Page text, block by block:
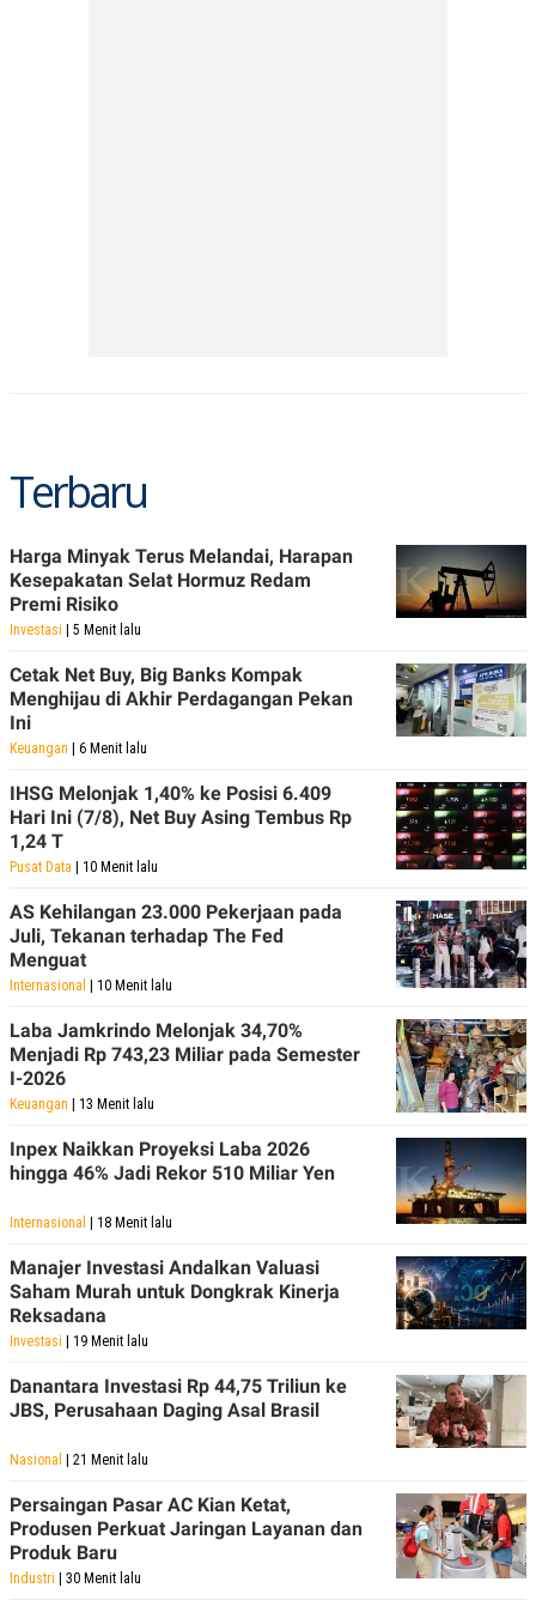
Terbaru
Harga Minyak Terus Melandai, Harapan
Kesepakatan Selat Hormuz Redam
Premi Risiko
Investasi | 5 Menit lalu
Cetak Net Buy, Big Banks Kompak
Menghijau di Akhir Perdagangan Pekan
Ini
Keuangan | 6 Menit lalu
IHSG Melonjak 1,40% ke Posisi 6.409
Hari Ini (7/8), Net Buy Asing Tembus Rp
1,24 T
Pusat Data | 10 Menit lalu
AS Kehilangan 23.000 Pekerjaan pada
Juli, Tekanan terhadap The Fed
Menguat
Internasional | 10 Menit lalu
Laba Jamkrindo Melonjak 34,70%
Menjadi Rp 743,23 Miliar pada Semester
I-2026
Keuangan | 13 Menit lalu
Inpex Naikkan Proyeksi Laba 2026
hingga 46% Jadi Rekor 510 Miliar Yen
Internasional | 18 Menit lalu
Manajer Investasi Andalkan Valuasi
Saham Murah untuk Dongkrak Kinerja
Reksadana
Investasi | 19 Menit lalu
Danantara Investasi Rp 44,75 Triliun ke
JBS, Perusahaan Daging Asal Brasil
Nasional | 21 Menit lalu
Persaingan Pasar AC Kian Ketat,
Produsen Perkuat Jaringan Layanan dan
Produk Baru
Industri | 30 Menit lalu